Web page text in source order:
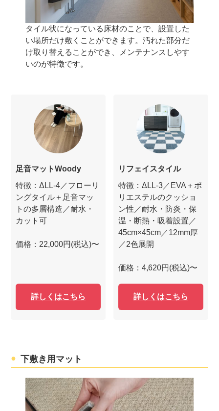
タイル状になっている床材のことで、設置した
い場所だけ敷くことができます。汚れた部分だ
け取り替えることができ、メンテナンスしやす
いのが特徴です。
足音マットWoody
特徴：ΔLL-4／フローリ
ングタイル＋足音マッ
トの多層構造／耐水・
カット可
価格：22,000円(税込)〜
詳しくはこちら
リフェイスタイル
特徴：ΔLL-3／EVA＋ポ
リエステルのクッショ
ン性／耐水・防炎・保
温・断熱・吸着設置／
45cm×45cm／12mm厚
／2色展開
価格：4,620円(税込)〜
詳しくはこちら
下敷き用マット